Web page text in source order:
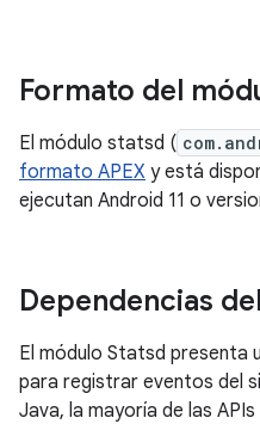
Formato del
El módulo statsd (
formato APEX y está
ejecutan Android 11 o
Dependencias
El módulo Statsd presenta
para registrar eventos del
Java, la mayoría de las APIs